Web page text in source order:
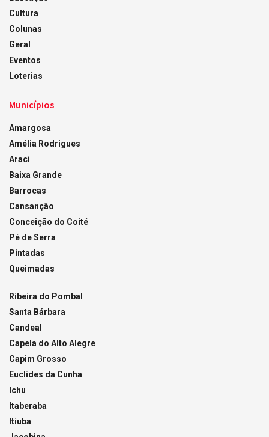
Cultura
Colunas
Geral
Eventos
Loterias
Municípios
Amargosa
Amélia Rodrigues
Araci
Baixa Grande
Barrocas
Cansanção
Conceição do Coité
Pé de Serra
Pintadas
Queimadas
Ribeira do Pombal
Santa Bárbara
Candeal
Capela do Alto Alegre
Capim Grosso
Euclides da Cunha
Ichu
Itaberaba
Itiuba